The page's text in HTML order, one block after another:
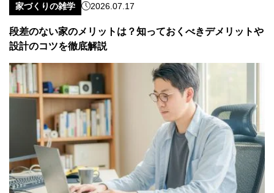
家づくりの雑学 2026.07.17
段差のない家のメリットは？知っておくべきデメリットや
設計のコツを徹底解説